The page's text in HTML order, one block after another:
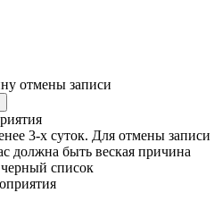
отмены записи
3-х суток. Для отмены записи
должна быть веская причина
список